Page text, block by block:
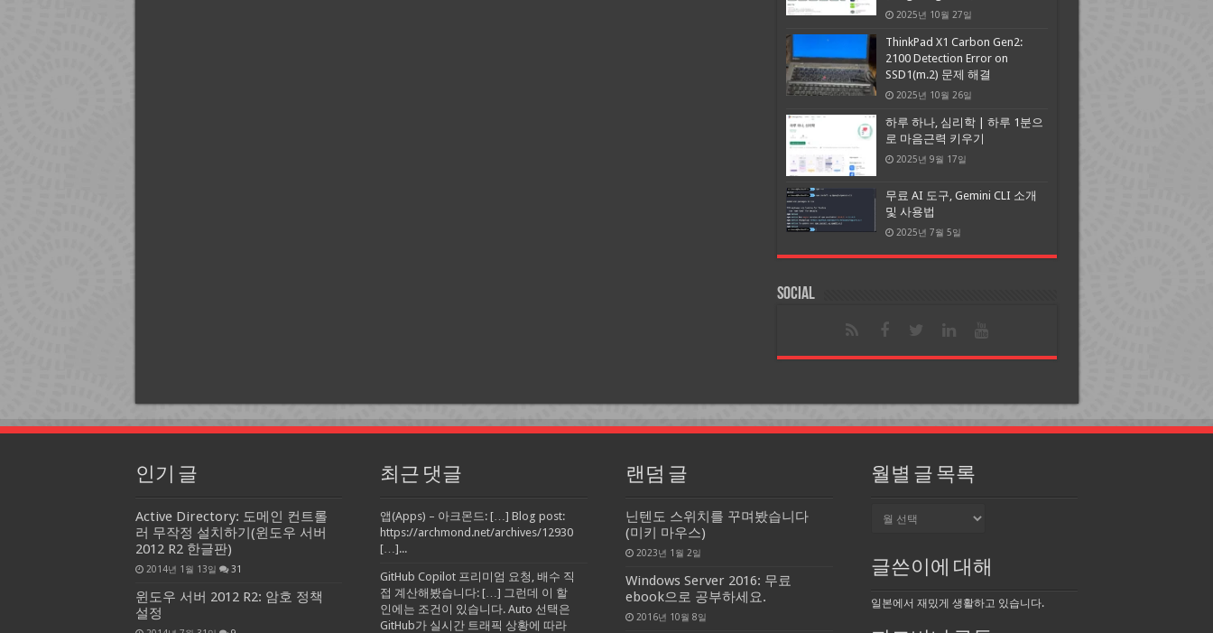
2025년 10월 27일
ThinkPad X1 Carbon Gen2:
2100 Detection Error on
SSD1(m.2) 문제 해결
2025년 10월 26일
하루 하나, 심리학 | 하루 1분으
로 마음근력 키우기
2025년 9월 17일
무료 AI 도구, Gemini CLI 소개
및 사용법
2025년 7월 5일
Social
인기 글
Active Directory: 도메인 컨트롤
러 무작정 설치하기(윈도우 서버
2012 R2 한글판)
2014년 1월 13일 31
윈도우 서버 2012 R2: 암호 정책
설정
최근 댓글
앱(Apps) – 아크몬드: […] Blog post:
https://archmond.net/archives/12930
[…]...
GitHub Copilot 프리미엄 요청, 배수 직
접 계산해봤습니다: […] 그런데 이 할
인에는 조건이 있습니다. Auto 선택은
GitHub가 실시간 트래픽 상황에 따라
랜덤 글
닌텐도 스위치를 꾸며봤습니다
(미키 마우스)
2023년 1월 2일
Windows Server 2016: 무료
ebook으로 공부하세요.
2016년 10월 8일
월별 글 목록
목
록
글쓴이에 대해
일본에서 재밌게 생활하고 있습니다.